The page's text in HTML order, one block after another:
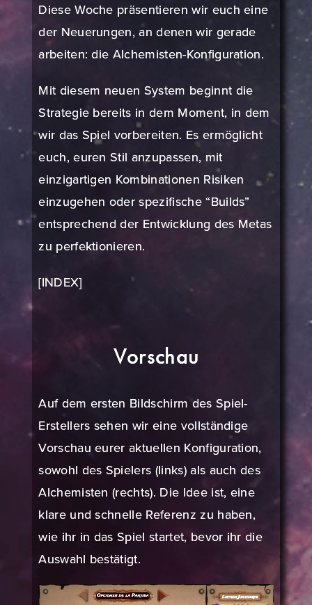
Diese Woche präsentieren wir euch eine
der Neuerungen, an denen wir gerade
arbeiten: die Alchemisten-Konfiguration.
Mit diesem neuen System beginnt die
Strategie bereits in dem Moment, in dem
wir das Spiel vorbereiten. Es ermöglicht
euch, euren Stil anzupassen, mit
einzigartigen Kombinationen Risiken
einzugehen oder spezifische “Builds”
entsprechend der Entwicklung des Metas
zu perfektionieren.
[INDEX]
Vorschau
Auf dem ersten Bildschirm des Spiel-
Erstellers sehen wir eine vollständige
Vorschau eurer aktuellen Konfiguration,
sowohl des Spielers (links) als auch des
Alchemisten (rechts). Die Idee ist, eine
klare und schnelle Referenz zu haben,
wie ihr in das Spiel startet, bevor ihr die
Auswahl bestätigt.